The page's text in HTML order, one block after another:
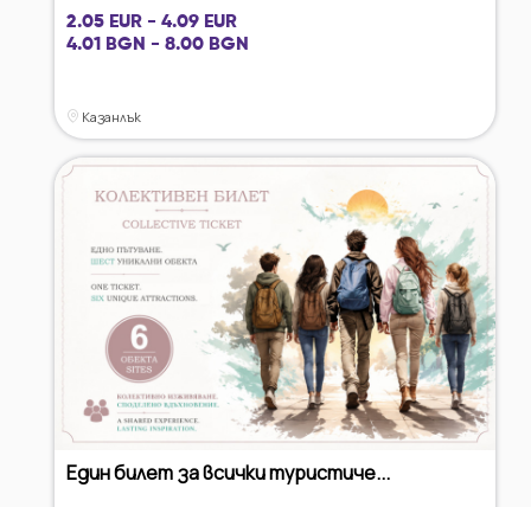
2.05 EUR - 4.09 EUR
4.01 BGN - 8.00 BGN
Казанлък
Един билет за всички туристиче...